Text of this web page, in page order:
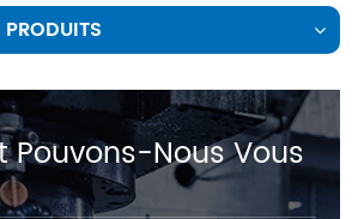
Pouvons-Nous Vous